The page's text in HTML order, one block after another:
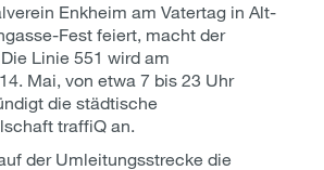
Enkheim am Vatertag in Alt-
Fest feiert, macht der
Linie 551 wird am
Mai, von etwa 7 bis 23 Uhr
die städtische
traffiQ an.
der Umleitungsstrecke die